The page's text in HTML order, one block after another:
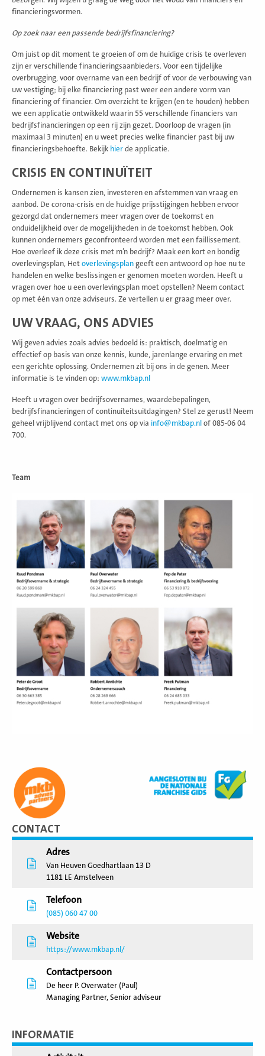
financieringsvormen.
Op zoek naar een passende bedrijfsfinanciering?
Om juist op dit moment te groeien of om de huidige crisis te overleven
zijn er verschillende financieringsaanbieders. Voor een tijdelijke
overbrugging, voor overname van een bedrijf of voor de verbouwing van
uw vestiging; bij elke financiering past weer een andere vorm van
financiering of financier. Om overzicht te krijgen (en te houden) hebben
we een applicatie ontwikkeld waarin 55 verschillende financiers van
bedrijfsfinancieringen op een rij zijn gezet. Doorloop de vragen (in
maximaal 3 minuten) en u weet precies welke financier past bij uw
financieringsbehoefte. Bekijk hier de applicatie.
CRISIS EN CONTINUÏTEIT
Ondernemen is kansen zien, investeren en afstemmen van vraag en
aanbod. De corona-crisis en de huidige prijsstijgingen hebben ervoor
gezorgd dat ondernemers meer vragen over de toekomst en
onduidelijkheid over de mogelijkheden in de toekomst hebben. Ook
kunnen ondernemers geconfronteerd worden met een faillissement.
Hoe overleef ik deze crisis met m’n bedrijf? Maak een kort en bondig
overlevingsplan, Het overlevingsplan geeft een antwoord op hoe nu te
handelen en welke beslissingen er genomen moeten worden. Heeft u
vragen over hoe u een overlevingsplan moet opstellen? Neem contact
op met één van onze adviseurs. Ze vertellen u er graag meer over.
UW VRAAG, ONS ADVIES
Wij geven advies zoals advies bedoeld is: praktisch, doelmatig en
effectief op basis van onze kennis, kunde, jarenlange ervaring en met
een gerichte oplossing. Ondernemen zit bij ons in de genen. Meer
informatie is te vinden op: www.mkbap.nl
Heeft u vragen over bedrijfsovernames, waardebepalingen,
bedrijfsfinancieringen of continuïteitsuitdagingen? Stel ze gerust! Neem
geheel vrijblijvend contact met ons op via info@mkbap.nl of 085-06 04
700.
Team
CONTACT
Adres
Van Heuven Goedhartlaan 13 D
1181 LE Amstelveen
Telefoon
(085) 060 47 00
Website
https://www.mkbap.nl/
Contactpersoon
De heer P. Overwater (Paul)
Managing Partner, Senior adviseur
INFORMATIE